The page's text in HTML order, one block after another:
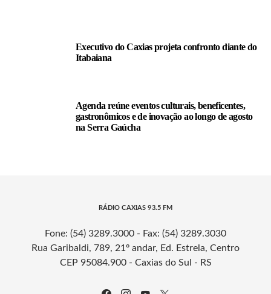
Executivo do Caxias projeta confronto diante do
Itabaiana
Agenda reúne eventos culturais, beneficentes,
gastronômicos e de inovação ao longo de agosto
na Serra Gaúcha
RÁDIO CAXIAS 93.5 FM
Fone: (54) 3289.3000 - Fax: (54) 3289.3030
Rua Garibaldi, 789, 21º andar, Ed. Estrela, Centro
CEP 95084.900 - Caxias do Sul - RS